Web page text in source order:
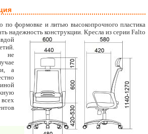
по формовке и литью высокопрочного пластика
надежность конструкции. Кресла из серии Falto
не
а